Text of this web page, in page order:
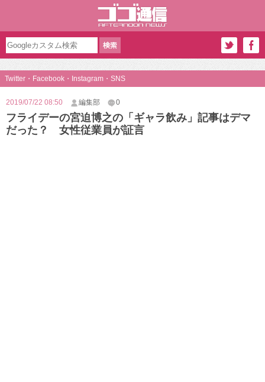
Twitter・Facebook・Instagram・SNS
2019/07/22 08:50 編集部 0
フライデーの宮迫博之の「ギャラ飲み」記事はデマ
だった？ 女性従業員が証言